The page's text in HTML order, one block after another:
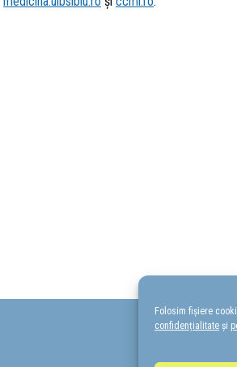
Folosim fișiere
confidențialitate și